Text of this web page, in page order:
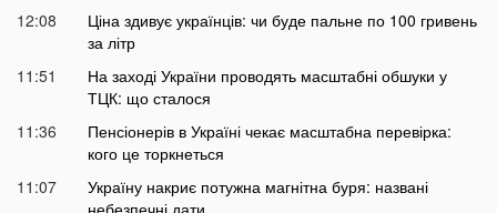
12:08
Ціна здивує українців: чи буде пальне по 100 гривень
за літр
11:51
На заході України проводять масштабні обшуки у
ТЦК: що сталося
11:36
Пенсіонерів в Україні чекає масштабна перевірка:
кого це торкнеться
11:07
Україну накриє потужна магнітна буря: названі